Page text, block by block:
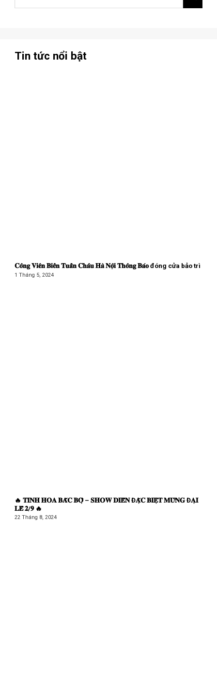
Tin tức nổi bật
𝐂𝐨̂𝐧𝐠 𝐕𝐢𝐞̂𝐧 𝐁𝐢𝐞̂̉𝐧 𝐓𝐮𝐚̂̀𝐧 𝐂𝐡𝐚̂𝐮 𝐇𝐚̀ 𝐍𝐨̣̂𝐢 𝐓𝐡𝐨̂𝐧𝐠 𝐁𝐚́𝐨 đóng cửa bảo trì
1 Tháng 5, 2024
🔥 𝐓𝐈𝐍𝐇 𝐇𝐎𝐀 𝐁𝐀̆́𝐂 𝐁𝐎̣̂ – 𝐒𝐇𝐎𝐖 𝐃𝐈𝐄̂̃𝐍 Đ𝐀̣̆𝐂 𝐁𝐈𝐄̣̂𝐓 𝐌𝐔̛̀𝐍𝐆 Đ𝐀̣𝐈
𝐋𝐄̂̃ 𝟐/𝟗 🔥
22 Tháng 8, 2024